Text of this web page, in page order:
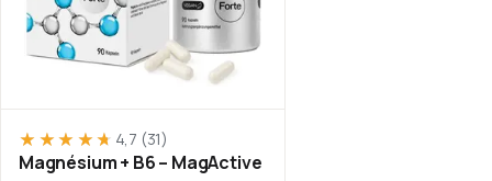
★★★★★
★★★★★ 4,7 (31)
Magnésium + B6 – MagActive